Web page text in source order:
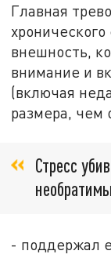
Главная
внешность,
внимание и
(включая
размера, чем
Стресс
- поддержал